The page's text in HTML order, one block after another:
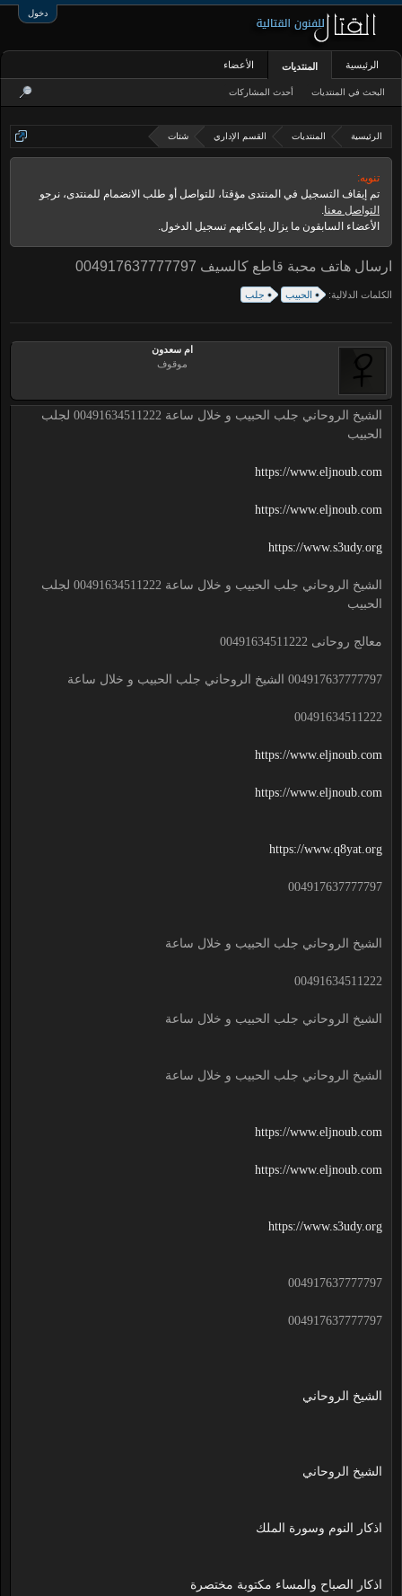
دخول
الرئيسية المنتديات القسم الإداري شتات
تنويه:
تم إيقاف التسجيل في المنتدى مؤقتا، للتواصل أو طلب الانضمام للمنتدى، نرجو
التواصل معنا.
الأعضاء السابقون ما يزال بإمكانهم تسجيل الدخول.
ارسال هاتف محبة قاطع كالسيف 004917637777797
الكلمات الدلالية: الحبيب جلب
ام سعدون
موقوف
الشيخ الروحاني جلب الحبيب و خلال ساعة 00491634511222 لجلب
الحبيب
https://www.eljnoub.com
https://www.eljnoub.com
https://www.s3udy.org
الشيخ الروحاني جلب الحبيب و خلال ساعة 00491634511222 لجلب
الحبيب
معالج روحانى 00491634511222
004917637777797 الشيخ الروحاني جلب الحبيب و خلال ساعة
00491634511222
https://www.eljnoub.com
https://www.eljnoub.com
https://www.q8yat.org
004917637777797
الشيخ الروحاني جلب الحبيب و خلال ساعة
00491634511222
الشيخ الروحاني جلب الحبيب و خلال ساعة
الشيخ الروحاني جلب الحبيب و خلال ساعة
https://www.eljnoub.com
https://www.eljnoub.com
https://www.s3udy.org
004917637777797
004917637777797
الشيخ الروحاني
الشيخ الروحاني
اذكار النوم وسورة الملك
اذكار الصباح والمساء مكتوبة مختصرة
الرئيسية المنتديات
البحث في المنتديات أحدث المشاركات
الأعضاء